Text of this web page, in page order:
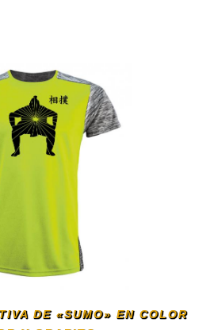
tiene
múltiples
variantes.
Las
opciones
se
DE «SUMO» EN COLOR